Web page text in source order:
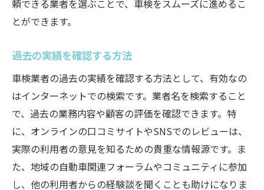
頼できる業者を選ぶことで、車検をスムーズに進めるこ
とができます。
過去の実績を確認する方法
車検業者の過去の実績を確認する方法として、有効なの
はインターネットでの検索です。業者名を検索すること
で、過去の業務内容や顧客の評価を確認できます。特
に、オンラインの口コミサイトやSNSでのレビューは、
実際の利用者の意見を知るための貴重な情報源です。ま
た、地域の自動車関連フォーラムやコミュニティに参加
し、他の利用者からの経験談を聞くことも助けになりま